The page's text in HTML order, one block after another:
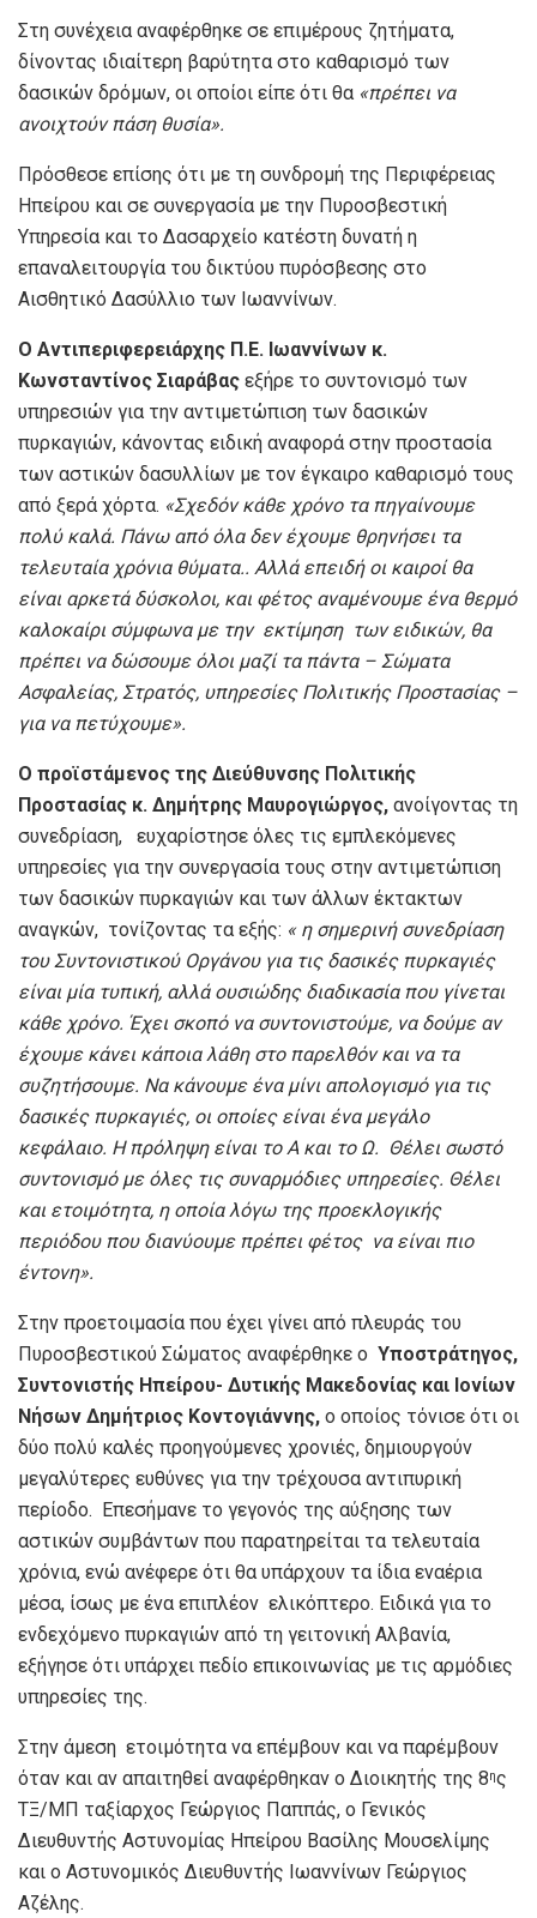
Στη συνέχεια αναφέρθηκε σε επιμέρους ζητήματα,
δίνοντας ιδιαίτερη βαρύτητα στο καθαρισμό των
δασικών δρόμων, οι οποίοι είπε ότι θα «πρέπει να
ανοιχτούν πάση θυσία».
Πρόσθεσε επίσης ότι με τη συνδρομή της Περιφέρειας
Ηπείρου και σε συνεργασία με την Πυροσβεστική
Υπηρεσία και το Δασαρχείο κατέστη δυνατή η
επαναλειτουργία του δικτύου πυρόσβεσης στο
Αισθητικό Δασύλλιο των Ιωαννίνων.
Ο Αντιπεριφερειάρχης Π.Ε. Ιωαννίνων κ.
Κωνσταντίνος Σιαράβας εξήρε το συντονισμό των
υπηρεσιών για την αντιμετώπιση των δασικών
πυρκαγιών, κάνοντας ειδική αναφορά στην προστασία
των αστικών δασυλλίων με τον έγκαιρο καθαρισμό τους
από ξερά χόρτα. «Σχεδόν κάθε χρόνο τα πηγαίνουμε
πολύ καλά. Πάνω από όλα δεν έχουμε θρηνήσει τα
τελευταία χρόνια θύματα.. Αλλά επειδή οι καιροί θα
είναι αρκετά δύσκολοι, και φέτος αναμένουμε ένα θερμό
καλοκαίρι σύμφωνα με την εκτίμηση των ειδικών, θα
πρέπει να δώσουμε όλοι μαζί τα πάντα – Σώματα
Ασφαλείας, Στρατός, υπηρεσίες Πολιτικής Προστασίας –
για να πετύχουμε».
Ο προϊστάμενος της Διεύθυνσης Πολιτικής
Προστασίας κ. Δημήτρης Μαυρογιώργος, ανοίγοντας τη
συνεδρίαση, ευχαρίστησε όλες τις εμπλεκόμενες
υπηρεσίες για την συνεργασία τους στην αντιμετώπιση
των δασικών πυρκαγιών και των άλλων έκτακτων
αναγκών, τονίζοντας τα εξής: « η σημερινή συνεδρίαση
του Συντονιστικού Οργάνου για τις δασικές πυρκαγιές
είναι μία τυπική, αλλά ουσιώδης διαδικασία που γίνεται
κάθε χρόνο. Έχει σκοπό να συντονιστούμε, να δούμε αν
έχουμε κάνει κάποια λάθη στο παρελθόν και να τα
συζητήσουμε. Να κάνουμε ένα μίνι απολογισμό για τις
δασικές πυρκαγιές, οι οποίες είναι ένα μεγάλο
κεφάλαιο. Η πρόληψη είναι το Α και το Ω. Θέλει σωστό
συντονισμό με όλες τις συναρμόδιες υπηρεσίες. Θέλει
και ετοιμότητα, η οποία λόγω της προεκλογικής
περιόδου που διανύουμε πρέπει φέτος να είναι πιο
έντονη».
Στην προετοιμασία που έχει γίνει από πλευράς του
Πυροσβεστικού Σώματος αναφέρθηκε ο Υποστράτηγος,
Συντονιστής Ηπείρου- Δυτικής Μακεδονίας και Ιονίων
Νήσων Δημήτριος Κοντογιάννης, ο οποίος τόνισε ότι οι
δύο πολύ καλές προηγούμενες χρονιές, δημιουργούν
μεγαλύτερες ευθύνες για την τρέχουσα αντιπυρική
περίοδο. Επεσήμανε το γεγονός της αύξησης των
αστικών συμβάντων που παρατηρείται τα τελευταία
χρόνια, ενώ ανέφερε ότι θα υπάρχουν τα ίδια εναέρια
μέσα, ίσως με ένα επιπλέον ελικόπτερο. Ειδικά για το
ενδεχόμενο πυρκαγιών από τη γειτονική Αλβανία,
εξήγησε ότι υπάρχει πεδίο επικοινωνίας με τις αρμόδιες
υπηρεσίες της.
Στην άμεση ετοιμότητα να επέμβουν και να παρέμβουν
όταν και αν απαιτηθεί αναφέρθηκαν ο Διοικητής της 8ης
ΤΞ/ΜΠ ταξίαρχος Γεώργιος Παππάς, ο Γενικός
Διευθυντής Αστυνομίας Ηπείρου Βασίλης Μουσελίμης
και ο Αστυνομικός Διευθυντής Ιωαννίνων Γεώργιος
Αζέλης.